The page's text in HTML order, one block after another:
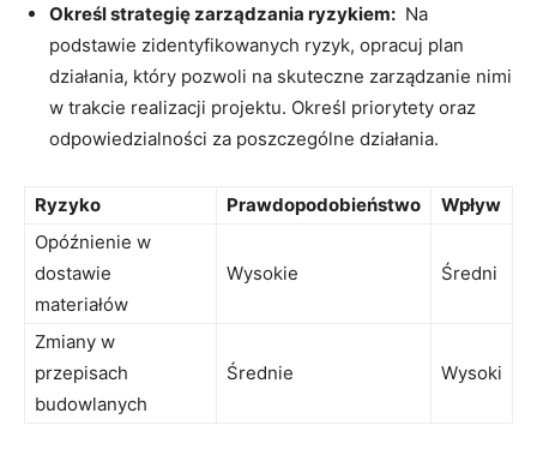
Określ strategię zarządzania ryzykiem: ​ Na
podstawie zidentyfikowanych‍ ryzyk,⁤ opracuj plan
⁤działania, który pozwoli na skuteczne‌ zarządzanie nimi
w trakcie realizacji projektu. Określ priorytety oraz
odpowiedzialności za poszczególne działania.
Ryzyko Prawdopodobieństwo
Wpływ
Opóźnienie w
dostawie
⁤materiałów
Wysokie Średni
Zmiany w
przepisach
budowlanych
Średnie Wysoki